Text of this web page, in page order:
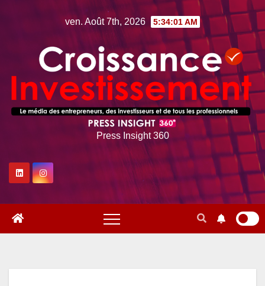
ven. Août 7th, 2026 5:34:02 AM
Press Insight 360